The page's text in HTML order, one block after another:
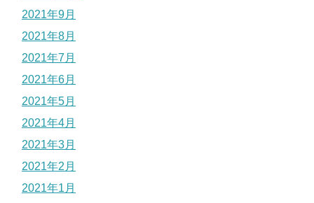
2021年9月
2021年8月
2021年7月
2021年6月
2021年5月
2021年4月
2021年3月
2021年2月
2021年1月